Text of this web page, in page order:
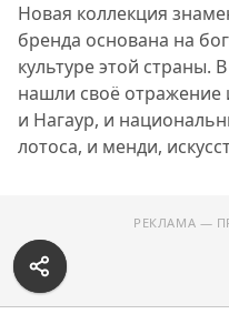
Новая коллекция
бренда основана на
культуре этой страны.
нашли своё отражение
и Нагаур, и
лотоса, и менди,
РЕКЛАМА —